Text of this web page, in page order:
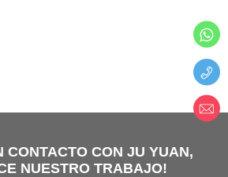
CONTACTO CON JU YUAN,
NUESTRO TRABAJO!